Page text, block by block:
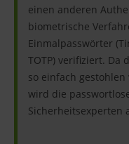
einen anderen
biometrische
Einmalpasswörter
TOTP) verifiziert. Da
so einfach
wird die
Sicherheitsexperten